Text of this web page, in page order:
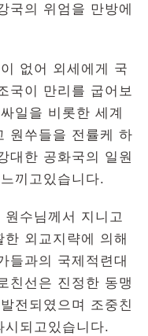
국의 위엄을 만방에
없어 외세에게 국
국이 만리를 굽어보
일을 비롯한 세계
원쑤들을 전률케 하
대한 공화국의 일원
끼고있습니다.
수님께서 지니고
외교지략에 의해
들과의 국제적련대
친선은 진정한 동맹
전되였으며 조중친
되고있습니다.